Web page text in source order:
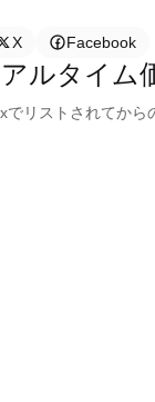
X Facebook
ルタイム
リストされてか